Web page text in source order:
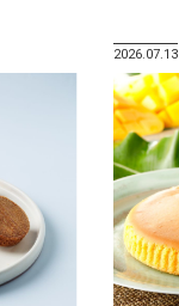
2026.07.13